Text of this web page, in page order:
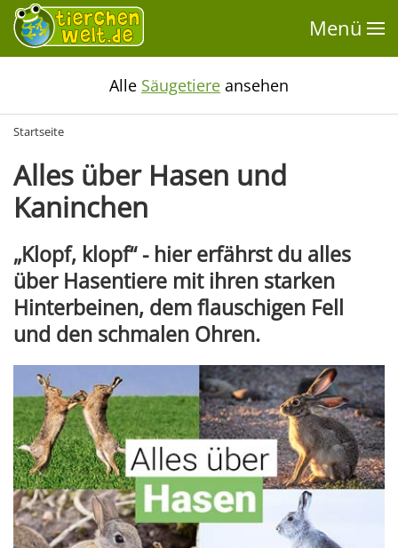
Menü
Alle Säugetiere ansehen
Startseite
Alles über Hasen und
Kaninchen
„Klopf, klopf“ - hier erfährst du alles
über Hasentiere mit ihren starken
Hinterbeinen, dem flauschigen Fell
und den schmalen Ohren.